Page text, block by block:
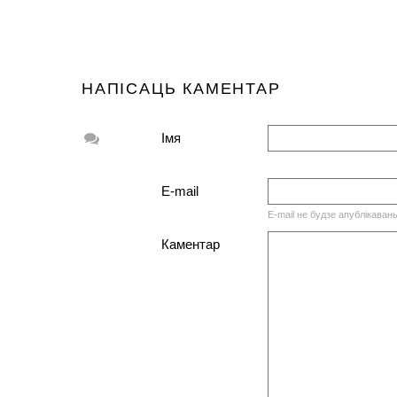
НАПІСАЦЬ КАМЕНТАР
Імя
E-mail
E-mail не будзе
Каментар